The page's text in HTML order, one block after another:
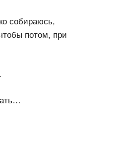
собираюсь,
потом, при